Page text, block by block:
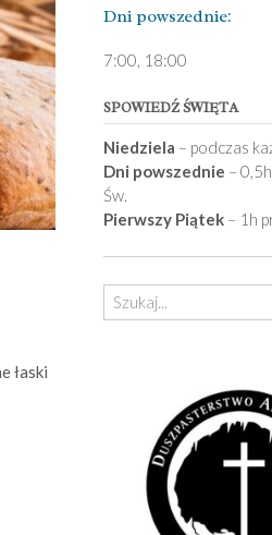
łaski
Dni pows­zednie:
7­:00, 18:00­
SPOWIEDŹ ŚWIĘTA
Niedziela – podczas
Dni powszednie –
Św.
Pierwszy Piątek– 1h